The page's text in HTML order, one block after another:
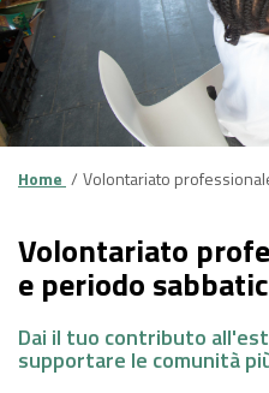
Home Volontariato
Volontariato
e periodo
Dai il tuo contributo
supportare le comunità